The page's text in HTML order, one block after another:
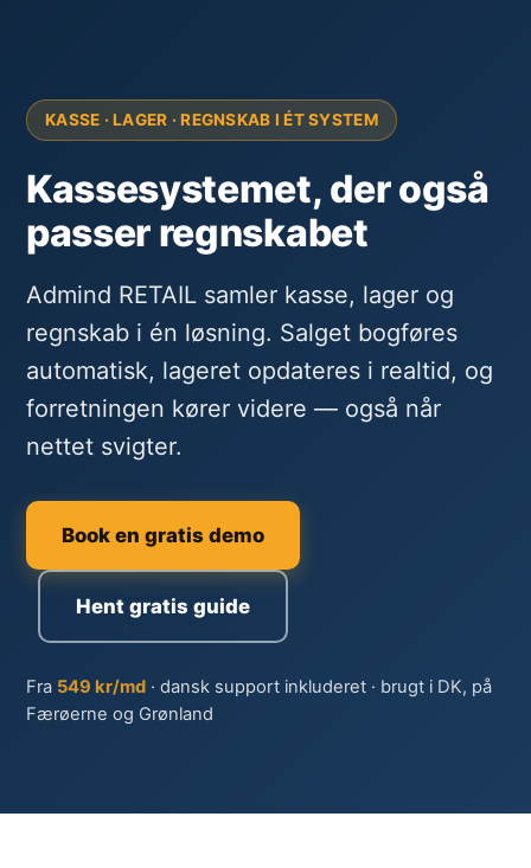
KASSE · LAGER · REGNSKAB I ÉT SYSTEM
Kassesystemet, der også
passer regnskabet
Admind RETAIL samler kasse, lager og
regnskab i én løsning. Salget bogføres
automatisk, lageret opdateres i realtid, og
forretningen kører videre — også når
nettet svigter.
Book en gratis demo
Hent gratis guide
Fra 549 kr/md · dansk support inkluderet · brugt i DK, på
Færøerne og Grønland